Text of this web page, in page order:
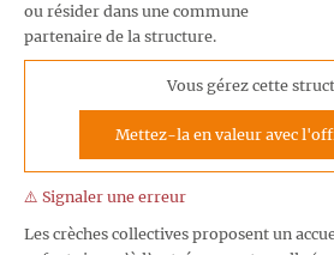
ou résider dans une commune
partenaire de la structure.
Vous gérez cette
Mettez-la en valeur avec
⚠️ Signaler une erreur
Les crèches collectives proposent un